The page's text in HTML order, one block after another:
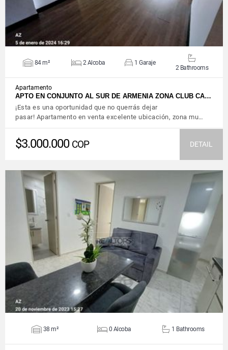
84 m² 2 Alcoba 1 Garaje
2 Bathrooms
Apartamento
APTO EN CONJUNTO AL SUR DE ARMENIA ZONA CLUB CA…
¡Esta es una oportunidad que no querrás dejar
pasar! Apartamento en venta excelente ubicación, zona mu…
$3.000.000 COP DETAIL
VIEW DETAILS
38 m² 0 Alcoba 1 Bathrooms